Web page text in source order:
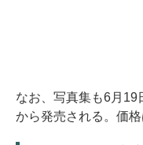
なお、写真集も6月19
から発売される。価格